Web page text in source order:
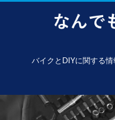
バイクとDIYに関する情